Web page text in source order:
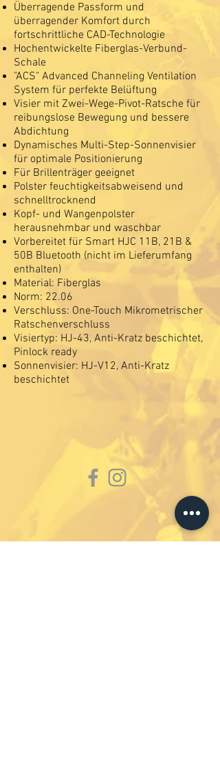
Überragende Passform und
überragender Komfort durch
fortschrittliche CAD-Technologie
Hochentwickelte Fiberglas-Verbund-
Schale
"ACS" Advanced Channeling Ventilation
System für perfekte Belüftung
Visier mit Zwei-Wege-Pivot-Ratsche für
reibungslose Bewegung und bessere
Abdichtung
Dynamisches Multi-Step-Sonnenvisier
für optimale Positionierung
Für Brillenträger geeignet
Polster feuchtigkeitsabweisend und
schnelltrocknend
Kopf- und Wangenpolster
herausnehmbar und waschbar
Vorbereitet für Smart HJC 11B, 21B &
50B Bluetooth (nicht im Lieferumfang
enthalten)
Material: Fiberglas
Norm: 22.06
Verschluss: One-Touch Mikrometrischer
Ratschenverschluss
Visiertyp: HJ-43, Anti-Kratz beschichtet,
Pinlock ready
Sonnenvisier: HJ-V12, Anti-Kratz
beschichtet